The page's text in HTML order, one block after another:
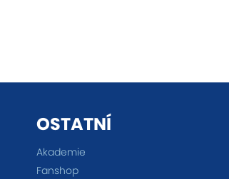
OSTATNÍ
Akademie
Fanshop